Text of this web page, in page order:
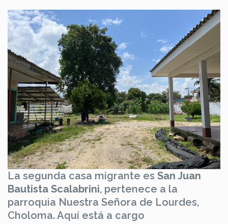
La segunda casa migrante es San Juan
Bautista Scalabrini, pertenece a la
parroquia Nuestra Señora de Lourdes,
Choloma. Aquí está a cargo